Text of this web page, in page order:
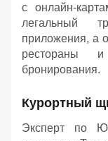
с онлайн-
легальный
приложения, а
рестораны и
бронирования.
Курортный
Эксперт по